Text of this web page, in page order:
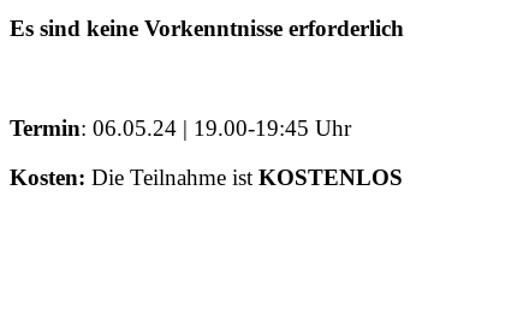
Es sind keine Vorkenntnisse erforderlich
Termin: 06.05.24 | 19.00-19:45 Uhr
Kosten: Die Teilnahme ist KOSTENLOS